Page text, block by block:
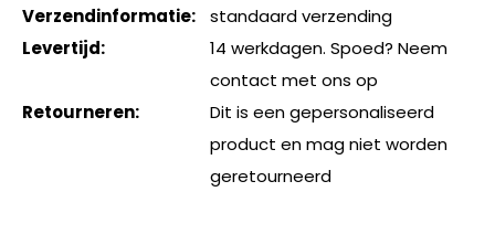
Verzendinformatie:
standaard verzending
Levertijd:
14 werkdagen. Spoed? Neem
contact met ons op
Retourneren:
Dit is een gepersonaliseerd
product en mag niet worden
geretourneerd